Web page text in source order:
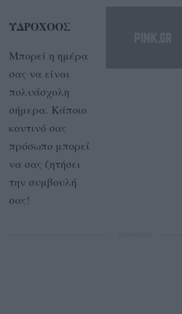
ΥΔΡΟΧΟΟΣ
Μπορεί η ημέρα
σας να είναι
πολυάσχολη
σήμερα. Κάποιο
κοντινό σας
πρόσωπο μπορεί
να σας ζητήσει
την συμβουλή
σας!